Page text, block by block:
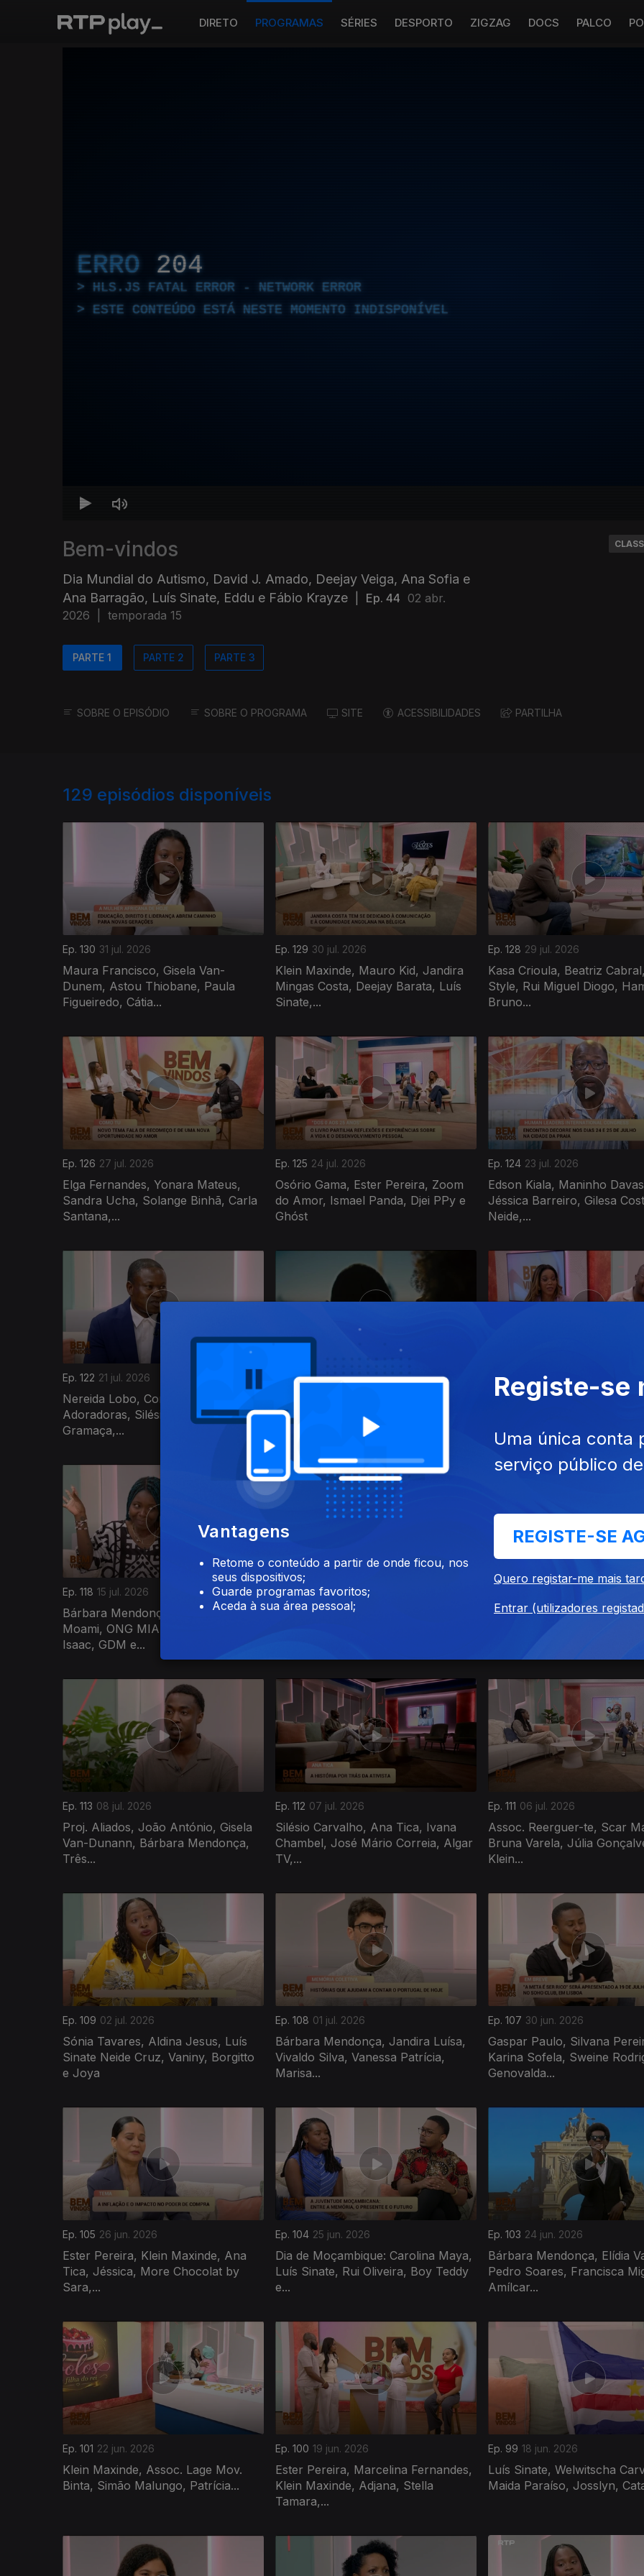
DIRETO PROGRAMAS SÉRIES DESPORTO ZIGZAG DOCS PALCO
ERRO 204
HLS.JS FATAL ERROR - NETWORK ERROR
ESTE CONTEÚDO ESTÁ NESTE MOMENTO INDISPONÍVEL
Bem-vindos
Dia Mundial do Autismo, David J. Amado, Deejay Veiga, Ana Sofia e
Ana Barragão, Luís Sinate, Eddu e Fábio Krayze
Ep. 44 02 abr.
2026
temporada 15
PARTE 1 PARTE 2 PARTE 3
SOBRE O EPISÓDIO SOBRE O PROGRAMA SITE ACESSIBILIDADES PARTILHA
129 episódios disponíveis
Ep. 130 31 jul. 2026
Maura Francisco, Gisela Van-
Dunem, Astou Thiobane, Paula
Figueiredo, Cátia...
Ep. 129 30 jul. 2026
Klein Maxinde, Mauro Kid, Jandira
Mingas Costa, Deejay Barata, Luís
Sinate,...
Ep. 128 29 jul. 2026
Kasa Crioula, Beatriz
Style, Rui Miguel Diogo,
Bruno...
Ep. 126 27 jul. 2026
Elga Fernandes, Yonara Mateus,
Sandra Ucha, Solange Binhã, Carla
Santana,...
Ep. 125 24 jul. 2026
Osório Gama, Ester Pereira, Zoom
do Amor, Ismael Panda, Djei PPy e
Ghóst
Ep. 124 23 jul. 2026
Edson Kiala, Maninho
Jéssica Barreiro, Gilesa
Neide,...
Ep. 122 21 jul. 2026
Nereida Lobo, Comunidade
Adoradoras, Silésio Carvalho, João
Gramaça,...
Ep. 121 20 jul. 2026
Anny Gazima, Thayna Santana,
Ep. 120 17 jul. 2026
Ester Pereira, Lua de
Gomes,...
Ep. 118 15 jul. 2026
Bárbara Mendonça Klein Maxinde,
Moami, ONG MIAZAZA, Wander
Isaac, GDM e...
Ep. 117 14 jul. 2026
Silésio Carvalho, Ivanildo Cunha,
Solange Binhã, Carla
Ep. 113 08 jul. 2026
Proj. Aliados, João António, Gisela
Van-Dunann, Bárbara Mendonça,
Três...
Ep. 112 07 jul. 2026
Silésio Carvalho, Ana Tica, Ivana
Chambel, José Mário Correia, Algar
TV,...
Ep. 111 06 jul. 2026
Assoc. Reerguer-te, Scar
Bruna Varela, Júlia
Klein...
Ep. 109 02 jul. 2026
Sónia Tavares, Aldina Jesus, Luís
Sinate Neide Cruz, Vaniny, Borgitto
e Joya
Ep. 108 01 jul. 2026
Bárbara Mendonça, Jandira Luísa,
Vivaldo Silva, Vanessa Patrícia,
Marisa...
Ep. 107 30 jun. 2026
Gaspar Paulo, Silvana
Karina Sofela, Sweine
Genovalda...
Ep. 105 26 jun. 2026
Ester Pereira, Klein Maxinde, Ana
Tica, Jéssica, More Chocolat by
Sara,...
Ep. 104 25 jun. 2026
Dia de Moçambique: Carolina Maya,
Luís Sinate, Rui Oliveira, Boy Teddy
e...
Ep. 103 24 jun. 2026
Bárbara Mendonça, Elídia
Pedro Soares, Francisca
Amílcar...
Ep. 101 22 jun. 2026
Klein Maxinde, Assoc. Lage Mov.
Binta, Simão Malungo, Patrícia...
Ep. 100 19 jun. 2026
Ester Pereira, Marcelina Fernandes,
Klein Maxinde, Adjana, Stella
Tamara,...
Ep. 99 18 jun. 2026
Luís Sinate, Welwitscha
Maida Paraíso, Josslyn,
Vantagens
Retome o conteúdo a partir de onde ficou, nos
seus dispositivos;
Guarde programas favoritos;
Aceda à sua área pessoal;
Registe-se
Uma única conta
serviço público
REGISTE-SE
Quero registar-me mais
Entrar (utilizadores